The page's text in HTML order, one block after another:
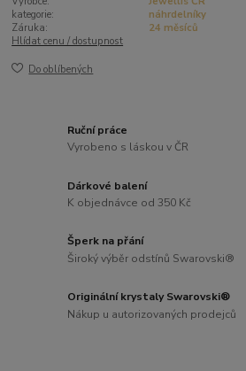
kategorie:
náhrdelníky
Záruka:
24 měsíců
Hlídat cenu / dostupnost
Do oblíbených
Ruční práce
Vyrobeno s láskou v ČR
Dárkové balení
K objednávce od 350 Kč
Šperk na přání
Široký výběr odstínů Swarovski®
Originální krystaly Swarovski®
Nákup u autorizovaných prodejců